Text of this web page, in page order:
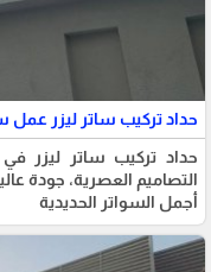
حداد تركيب ساتر ليزر عمل سواتر
حداد تركيب ساتر ليزر في
التصاميم العصرية، جودة
أجمل السواتر الحديدية